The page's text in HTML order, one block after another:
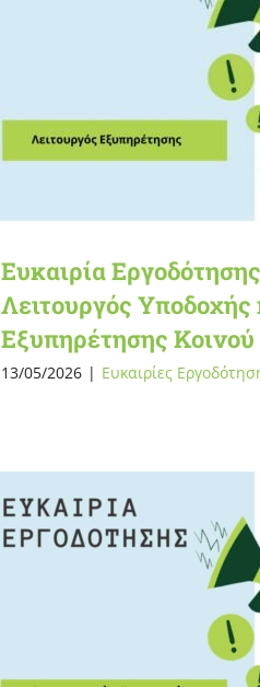
Ευκαιρία
Λειτουργός Υποδοχής
Εξυπηρέτησης Κοινού
13/05/2026 | Ευκαιρίες